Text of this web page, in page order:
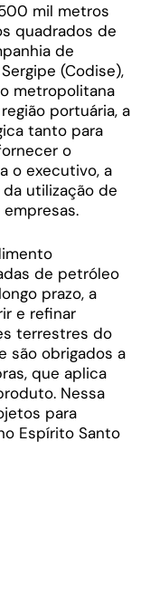
mil metros
quadrados de
de
(Codise),
metropolitana
portuária, a
tanto para
o
o executivo, a
utilização de
de petróleo
prazo, a
e refinar
terrestres do
são obrigados a
que aplica
Nessa
para
Espírito Santo